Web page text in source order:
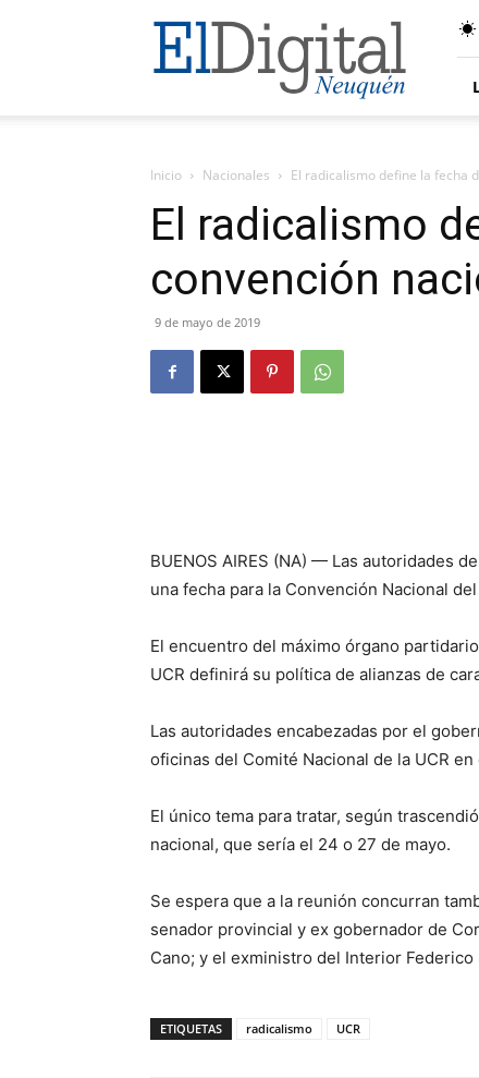
El
Digital
Neuquen
Inicio Nacionales El radicalismo define la fecha
El radicalismo
convención
9 de mayo de 2019
BUENOS AIRES (NA) — Las autoridades
una fecha para la Convención Nacional
El encuentro del máximo órgano
UCR definirá su política de alianzas de
Las autoridades encabezadas por el
oficinas del Comité Nacional de la UCR
El único tema para tratar, según
nacional, que sería el 24 o 27 de mayo.
Se espera que a la reunión concurran
senador provincial y ex gobernador de
Cano; y el exministro del Interior Federico
ETIQUETAS radicalismo UCR